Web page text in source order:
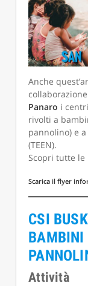
Anche
Panaro i
rivolti a
pannolino) e
(TEEN).
Scopri tutte le
Scarica il flyer
CSI
BAMBINI
Attività